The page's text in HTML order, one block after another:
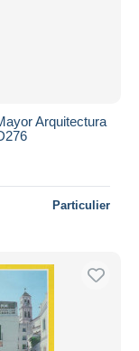
Arquitectura
Particulier